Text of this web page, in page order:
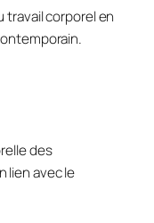
travail corporel en
des
lien avec le